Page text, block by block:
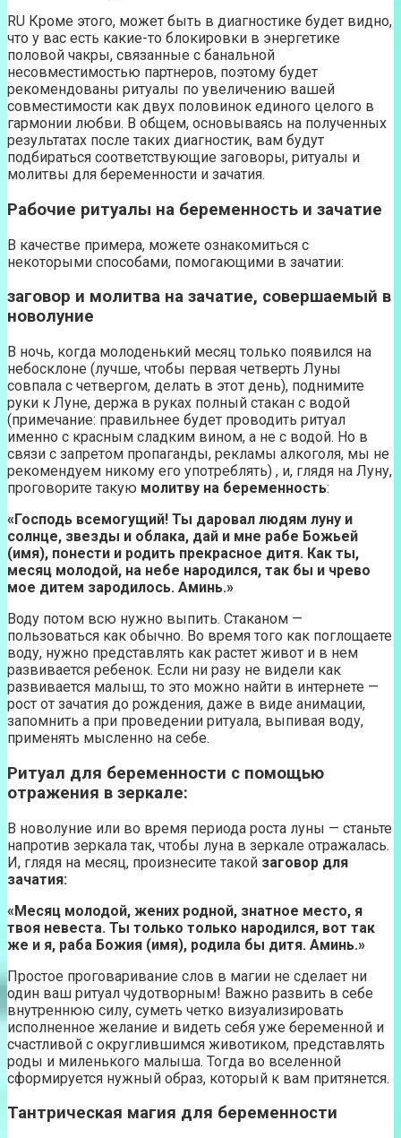
RU Кроме этого, может быть в диагностике будет видно,
что у вас есть какие-то блокировки в энергетике
половой чакры, связанные с банальной
несовместимостью партнеров, поэтому будет
рекомендованы ритуалы по увеличению вашей
совместимости как двух половинок единого целого в
гармонии любви. В общем, основываясь на полученных
результатах после таких диагностик, вам будут
подбираться соответствующие заговоры, ритуалы и
молитвы для беременности и зачатия.
Рабочие ритуалы на беременность и зачатие
В качестве примера, можете ознакомиться с
некоторыми способами, помогающими в зачатии:
заговор и молитва на зачатие, совершаемый в
новолуние
В ночь, когда молоденький месяц только появился на
небосклоне (лучше, чтобы первая четверть Луны
совпала с четвергом, делать в этот день), поднимите
руки к Луне, держа в руках полный стакан с водой
(примечание: правильнее будет проводить ритуал
именно с красным сладким вином, а не с водой. Но в
связи с запретом пропаганды, рекламы алкоголя, мы не
рекомендуем никому его употреблять) , и, глядя на Луну,
проговорите такую молитву на беременность:
«Господь всемогущий! Ты даровал людям луну и
солнце, звезды и облака, дай и мне рабе Божьей
(имя), понести и родить прекрасное дитя. Как ты,
месяц молодой, на небе народился, так бы и чрево
мое дитем зародилось. Аминь.»
Воду потом всю нужно выпить. Стаканом —
пользоваться как обычно. Во время того как поглощаете
воду, нужно представлять как растет живот и в нем
развивается ребенок. Если ни разу не видели как
развивается малыш, то это можно найти в интернете —
рост от зачатия до рождения, даже в виде анимации,
запомнить а при проведении ритуала, выпивая воду,
применять мысленно на себе.
Ритуал для беременности с помощью
отражения в зеркале:
В новолуние или во время периода роста луны — станьте
напротив зеркала так, чтобы луна в зеркале отражалась.
И, глядя на месяц, произнесите такой заговор для
зачатия:
«Месяц молодой, жених родной, знатное место, я
твоя невеста. Ты только только народился, вот так
же и я, раба Божия (имя), родила бы дитя. Аминь.»
Простое проговаривание слов в магии не сделает ни
один ваш ритуал чудотворным! Важно развить в себе
внутреннюю силу, суметь четко визуализировать
исполненное желание и видеть себя уже беременной и
счастливой с округлившимся животиком, представлять
роды и миленького малыша. Тогда во вселенной
сформируется нужный образ, который к вам притянется.
Тантрическая магия для беременности